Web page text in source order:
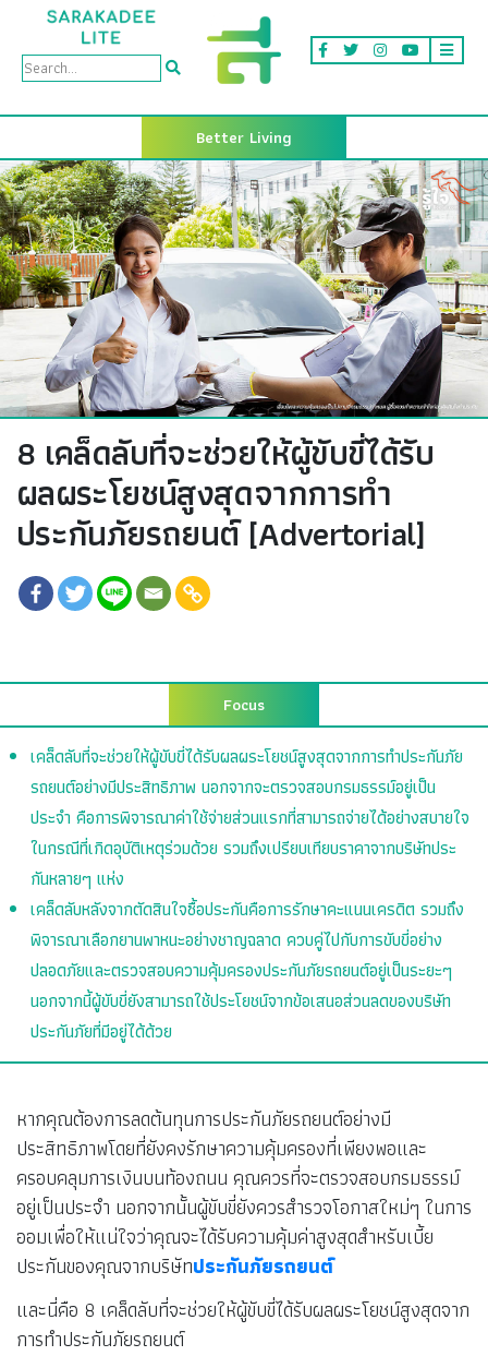
Better Living
8 เคล็ดลับที่จะช่วยให้ผู้ขับขี่ได้รับ
ผลผระโยชน์สูงสุดจากการทำ
ประกันภัยรถยนต์ [Advertorial]
Focus
เคล็ดลับที่จะช่วยให้ผู้ขับขี่ได้รับผลผระโยชน์สูงสุดจากการทำประกันภัย
รถยนต์อย่างมีประสิทธิภาพ นอกจากจะตรวจสอบกรมธรรม์อยู่เป็น
ประจำ คือการพิจารณาค่าใช้จ่ายส่วนแรกที่สามารถจ่ายได้อย่างสบายใจ
ในกรณีที่เกิดอุบัติเหตุร่วมด้วย รวมถึงเปรียบเทียบราคาจากบริษัทประ
กันหลายๆ แห่ง
เคล็ดลับหลังจากตัดสินใจซื้อประกันคือการรักษาคะแนนเครดิต รวมถึง
พิจารณาเลือกยานพาหนะอย่างชาญฉลาด ควบคู่ไปกับการขับขี่อย่าง
ปลอดภัยและตรวจสอบความคุ้มครองประกันภัยรถยนต์อยู่เป็นระยะๆ
นอกจากนี้ผู้ขับขี่ยังสามารถใช้ประโยชน์จากข้อเสนอส่วนลดของบริษัท
ประกันภัยที่มีอยู่ได้ด้วย
หากคุณต้องการลดต้นทุนการประกันภัยรถยนต์อย่างมี
ประสิทธิภาพโดยที่ยังคงรักษาความคุ้มครองที่เพียงพอและ
ครอบคลุมการเงินบนท้องถนน คุณควรที่จะตรวจสอบกรมธรรม์
อยู่เป็นประจำ นอกจากนั้นผู้ขับขี่ยังควรสำรวจโอกาสใหม่ๆ ในการ
ออมเพื่อให้แน่ใจว่าคุณจะได้รับความคุ้มค่าสูงสุดสำหรับเบี้ย
ประกันของคุณจากบริษัทประกันภัยรถยนต์
และนี่คือ 8 เคล็ดลับที่จะช่วยให้ผู้ขับขี่ได้รับผลผระโยชน์สูงสุดจาก
การทำประกันภัยรถยนต์